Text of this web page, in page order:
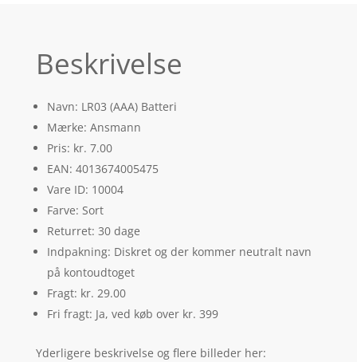
Beskrivelse
Navn: LR03 (AAA) Batteri
Mærke: Ansmann
Pris: kr. 7.00
EAN: 4013674005475
Vare ID: 10004
Farve: Sort
Returret: 30 dage
Indpakning: Diskret og der kommer neutralt navn
på kontoudtoget
Fragt: kr. 29.00
Fri fragt: Ja, ved køb over kr. 399
Yderligere beskrivelse og flere billeder her: